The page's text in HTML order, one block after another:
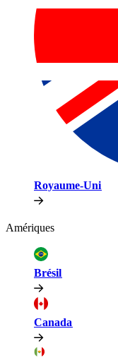
Royaume-Uni​​
Amériques​​
Brésil​​
Canada​​